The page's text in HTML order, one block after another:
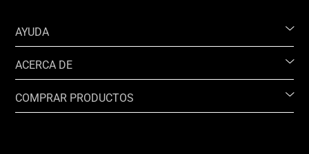
AYUDA
ACERCA DE
COMPRAR PRODUCTOS